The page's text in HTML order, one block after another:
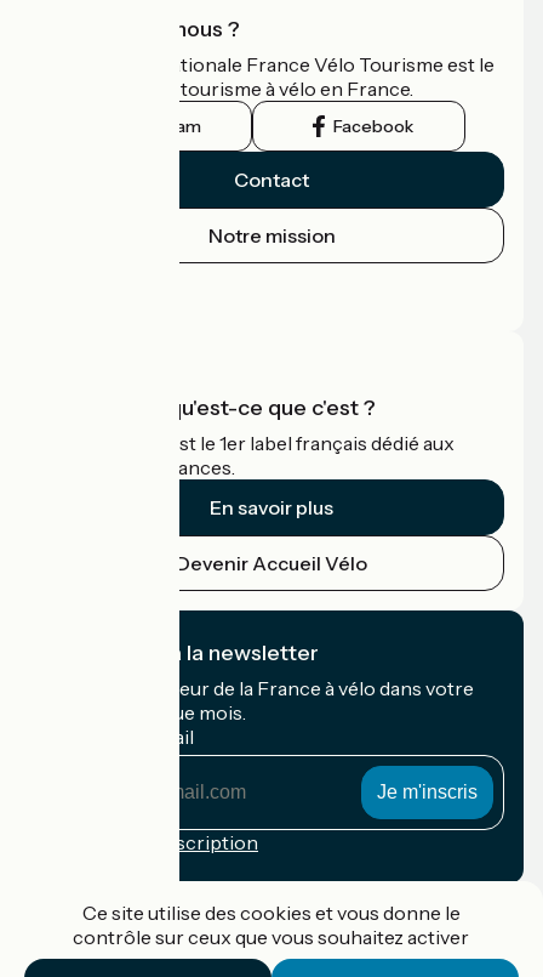
Qui sommes-nous ?
L'association nationale France Vélo Tourisme est le
guide officiel du tourisme à vélo en France.
Instagram Facebook
Contact
Notre mission
Accueil Vélo qu'est-ce que c'est ?
Accueil Vélo c'est le 1er label français dédié aux
cyclistes en vacances.
En savoir plus
Devenir Accueil Vélo
Je m'abonne à la newsletter
Recevez le meilleur de la France à vélo dans votre
boîte mail chaque mois.
Mon adresse mail
Conditions d'inscription
Ce site utilise des cookies et vous donne le
contrôle sur ceux que vous souhaitez activer